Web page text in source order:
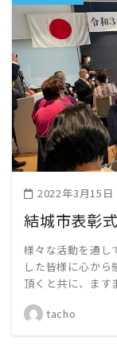
2022年3月15日
結城市表彰
様々な活動を通し
した皆様に心か
頂くと共に、ます
tacho